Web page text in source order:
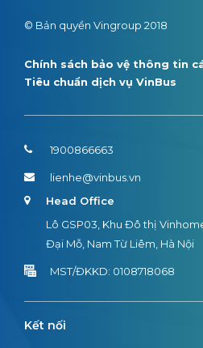
© Bản quyền Vingroup 2018
Chính sách bảo vệ thông tin
Tiêu chuẩn dịch vụ VinBus
1900866663
lienhe@vinbus.vn
Head Office
Lô GSP03, Khu Đô thị
Đại Mỗ, Nam Từ Liêm, Hà Nội
MST/ĐKKD: 0108718068
Kết nối